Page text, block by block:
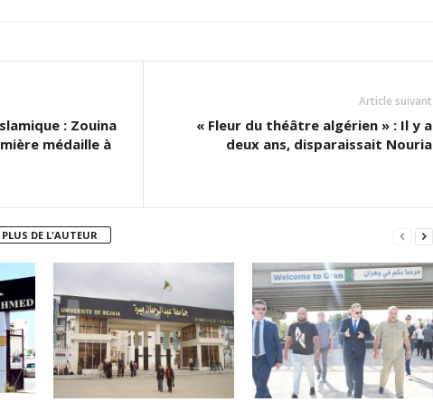
: Zouina
médaille à
Article suivant
« Fleur du théâtre algérien » : Il y a
deux ans, disparaissait Nouria
PLUS DE L'AUTEUR